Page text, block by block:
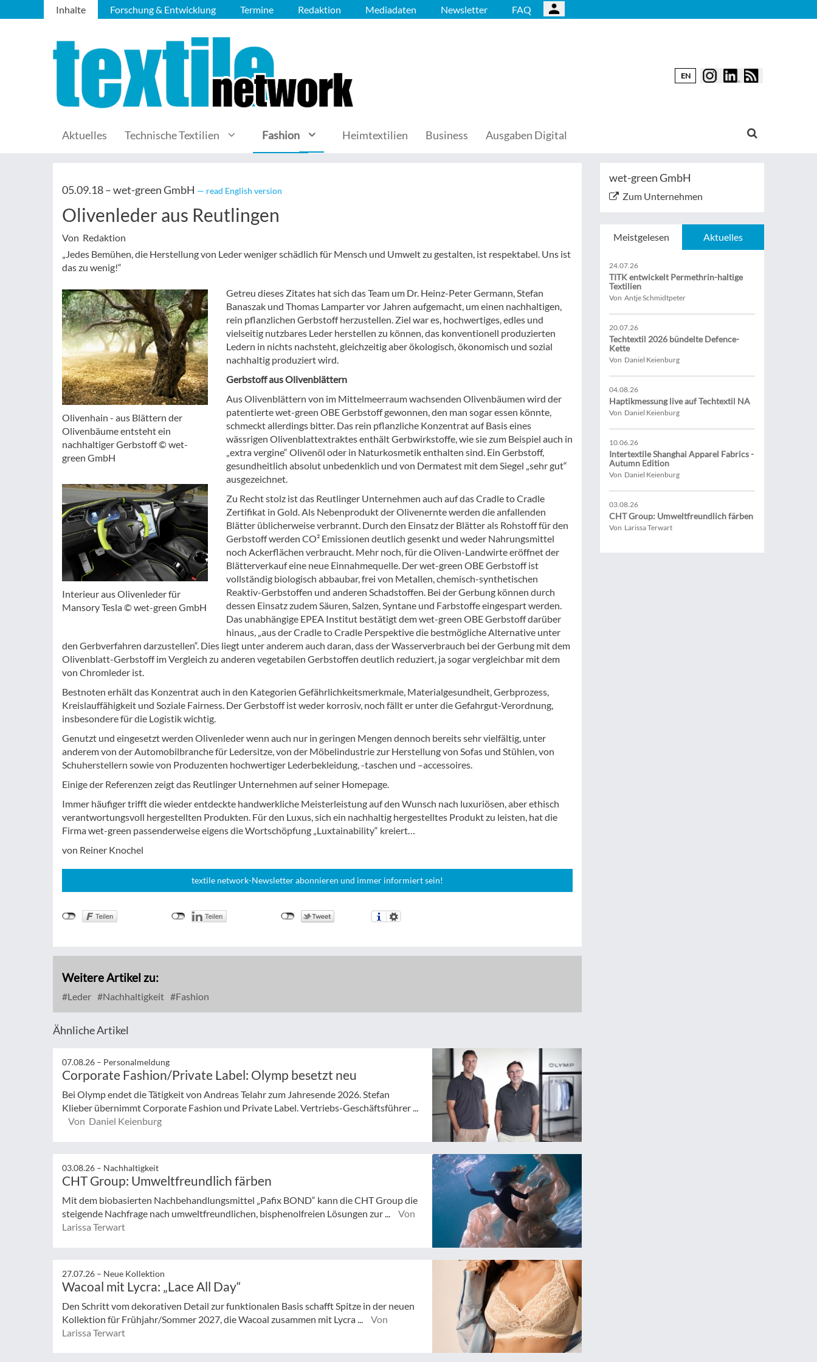
Inhalte Forschung & Entwicklung Termine Redaktion Mediadaten Newsletter FAQ
EN
Aktuelles Technische Textilien Fashion Heimtextilien Business Ausgaben Digital
05.09.18 –wet-green GmbH — read English version
Olivenleder aus Reutlingen
Von Redaktion
„Jedes Bemühen, die Herstellung von Leder weniger schädlich für Mensch und Umwelt zu gestalten, ist respektabel. Uns ist
das zu wenig!“
Olivenhain - aus Blättern der
Olivenbäume entsteht ein
nachhaltiger Gerbstoff © wet-
green GmbH
Interieur aus Olivenleder für
Mansory Tesla © wet-green GmbH
Getreu dieses Zitates hat sich das Team um Dr. Heinz-Peter Germann, Stefan
Banaszak und Thomas Lamparter vor Jahren aufgemacht, um einen nachhaltigen,
rein pflanzlichen Gerbstoff herzustellen. Ziel war es, hochwertiges, edles und
vielseitig nutzbares Leder herstellen zu können, das konventionell produzierten
Ledern in nichts nachsteht, gleichzeitig aber ökologisch, ökonomisch und sozial
nachhaltig produziert wird.
Gerbstoff aus Olivenblättern
Aus Olivenblättern von im Mittelmeerraum wachsenden Olivenbäumen wird der
patentierte wet-green OBE Gerbstoff gewonnen, den man sogar essen könnte,
schmeckt allerdings bitter. Das rein pflanzliche Konzentrat auf Basis eines
wässrigen Olivenblattextraktes enthält Gerbwirkstoffe, wie sie zum Beispiel auch in
„extra vergine“ Olivenöl oder in Naturkosmetik enthalten sind. Ein Gerbstoff,
gesundheitlich absolut unbedenklich und von Dermatest mit dem Siegel „sehr gut“
ausgezeichnet.
Zu Recht stolz ist das Reutlinger Unternehmen auch auf das Cradle to Cradle
Zertifikat in Gold. Als Nebenprodukt der Olivenernte werden die anfallenden
Blätter üblicherweise verbrannt. Durch den Einsatz der Blätter als Rohstoff für den
Gerbstoff werden CO² Emissionen deutlich gesenkt und weder Nahrungsmittel
noch Ackerflächen verbraucht. Mehr noch, für die Oliven-Landwirte eröffnet der
Blätterverkauf eine neue Einnahmequelle. Der wet-green OBE Gerbstoff ist
vollständig biologisch abbaubar, frei von Metallen, chemisch-synthetischen
Reaktiv-Gerbstoffen und anderen Schadstoffen. Bei der Gerbung können durch
dessen Einsatz zudem Säuren, Salzen, Syntane und Farbstoffe eingespart werden.
Das unabhängige EPEA Institut bestätigt dem wet-green OBE Gerbstoff darüber
hinaus, „aus der Cradle to Cradle Perspektive die bestmögliche Alternative unter
den Gerbverfahren darzustellen“. Dies liegt unter anderem auch daran, dass der Wasserverbrauch bei der Gerbung mit dem
Olivenblatt-Gerbstoff im Vergleich zu anderen vegetabilen Gerbstoffen deutlich reduziert, ja sogar vergleichbar mit dem
von Chromleder ist.
Bestnoten erhält das Konzentrat auch in den Kategorien Gefährlichkeitsmerkmale, Materialgesundheit, Gerbprozess,
Kreislauffähigkeit und Soziale Fairness. Der Gerbstoff ist weder korrosiv, noch fällt er unter die Gefahrgut-Verordnung,
insbesondere für die Logistik wichtig.
Genutzt und eingesetzt werden Olivenleder wenn auch nur in geringen Mengen dennoch bereits sehr vielfältig, unter
anderem von der Automobilbranche für Ledersitze, von der Möbelindustrie zur Herstellung von Sofas und Stühlen, von
Schuherstellern sowie von Produzenten hochwertiger Lederbekleidung, -taschen und –accessoires.
Einige der Referenzen zeigt das Reutlinger Unternehmen auf seiner Homepage.
Immer häufiger trifft die wieder entdeckte handwerkliche Meisterleistung auf den Wunsch nach luxuriösen, aber ethisch
verantwortungsvoll hergestellten Produkten. Für den Luxus, sich ein nachhaltig hergestelltes Produkt zu leisten, hat die
Firma wet-green passenderweise eigens die Wortschöpfung „Luxtainability“ kreiert…
von Reiner Knochel
textile network-Newsletter abonnieren und immer informiert sein!
Weitere Artikel zu:
Leder Nachhaltigkeit Fashion
Ähnliche Artikel
07.08.26 – Personalmeldung
Corporate Fashion/Private Label: Olymp besetzt neu
Bei Olymp endet die Tätigkeit von Andreas Telahr zum Jahresende 2026. Stefan
Klieber übernimmt Corporate Fashion und Private Label. Vertriebs-Geschäftsführer ...
Von Daniel Keienburg
03.08.26 – Nachhaltigkeit
CHT Group: Umweltfreundlich färben
Mit dem biobasierten Nachbehandlungsmittel „Pafix BOND“ kann die CHT Group die
steigende Nachfrage nach umweltfreundlichen, bisphenolfreien Lösungen zur ...
Von
Larissa Terwart
27.07.26 – Neue Kollektion
Wacoal mit Lycra: „Lace All Day“
Den Schritt vom dekorativen Detail zur funktionalen Basis schafft Spitze in der neuen
Kollektion für Frühjahr/Sommer 2027, die Wacoal zusammen mit Lycra ...
Von
Larissa Terwart
wet-green GmbH
Zum Unternehmen
Meistgelesen Aktuelles
24.07.26
TITK entwickelt Permethrin-haltige
Textilien
Von Antje Schmidtpeter
20.07.26
Techtextil 2026 bündelte Defence-
Kette
Von Daniel Keienburg
04.08.26
Haptikmessung live auf Techtextil NA
Von Daniel Keienburg
10.06.26
Intertextile Shanghai Apparel Fabrics -
Autumn Edition
Von Daniel Keienburg
03.08.26
CHT Group: Umweltfreundlich färben
Von Larissa Terwart